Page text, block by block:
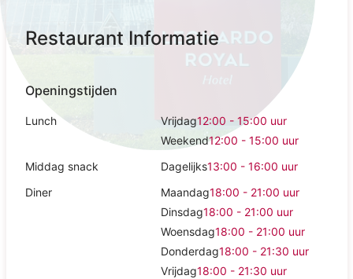
Restaurant Informatie
Openingstijden
Lunch Vrijdag12:00 - 15:00 uur
Weekend12:00 - 15:00 uur
Middag snack
Dagelijks13:00 - 16:00 uur
Diner
Maandag18:00 - 21:00 uur
Dinsdag18:00 - 21:00 uur
Woensdag18:00 - 21:00 uur
Donderdag18:00 - 21:30 uur
Vrijdag18:00 - 21:30 uur